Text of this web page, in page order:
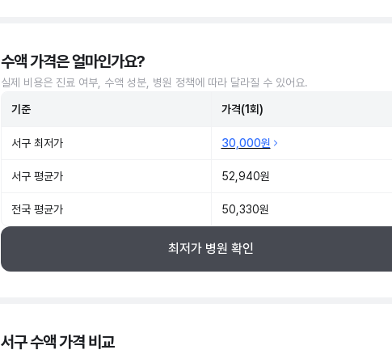
수액 가격은 얼마인가요?
실제 비용은 진료 여부, 수액 성분, 병원 정책에 따라 달라질 수 있어요.
기준 가격(1회)
서구 최저가 30,000원
서구 평균가 52,940원
전국 평균가 50,330원
최저가 병원 확인
서구 수액 가격 비교